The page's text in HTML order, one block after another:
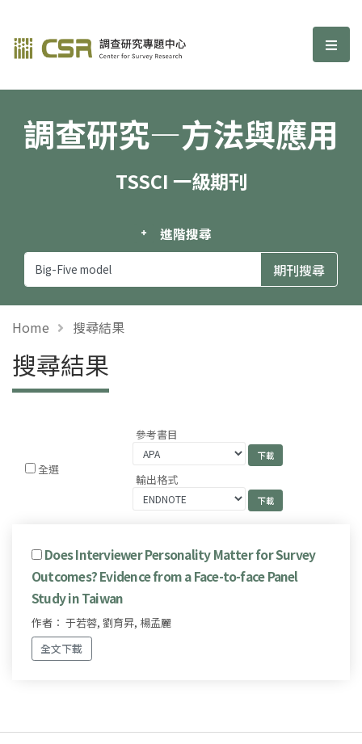
調查研究—方法與應用期刊 選
調查研究—方法與應用
TSSCI 一級期刊
進階搜尋
Home 搜尋結果
搜尋結果
全選
參考書目
輸出格式
Does Interviewer Personality Matter for Survey
Outcomes? Evidence from a Face-to-face Panel
Study in Taiwan
作者： 于若蓉, 劉育昇, 楊孟麗
全文下載